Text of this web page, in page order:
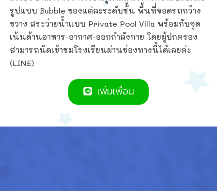
รูปแบบ Bubble ของแต่ละระดับชั้น พื้นที่จอดรถกว้าง
ขวาง สระว่ายน้ำแบบ Private Pool Villa พร้อมกับจุด
เน้นด้านอาหาร-อากาศ-ออกกำลังกาย โดยผู้ปกครอง
สามารถนัดเข้าชมโรงเรียนผ่านช่องทางนี้ได้เลยค่ะ
(LINE)
เพิ่มเพื่อน